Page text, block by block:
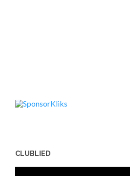
CLUBLIED